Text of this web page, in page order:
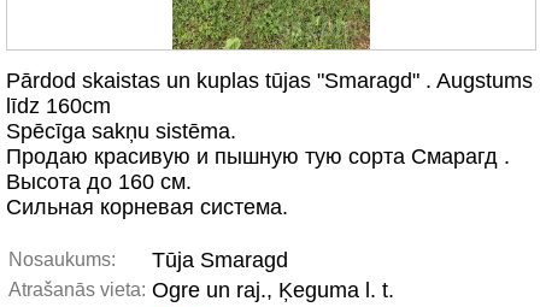
Pārdod skaistas un kuplas tūjas "Smaragd" . Augstums
līdz 160cm
Spēcīga sakņu sistēma.
Продаю красивую и пышную тую сорта Смарагд .
Высота до 160 см.
Сильная корневая система.
Nosaukums: Tūja Smaragd
Atrašanās vieta: Ogre un raj., Ķeguma l. t.